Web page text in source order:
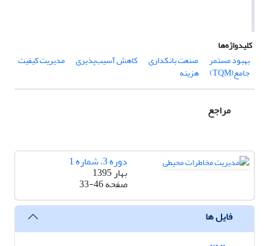
کلیدواژه‌ها
بهبود مستمر
صنعت بانکداری کاهش آسیب‌پذیری مدیریت کیفیت
جامع(TQM) هزینه
مراجع
دوره 3، شماره 1
بهار 1395
صفحه33-46
فایل ها